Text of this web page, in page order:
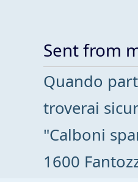
Sent from
Quando
troverai
"Calboni
1600